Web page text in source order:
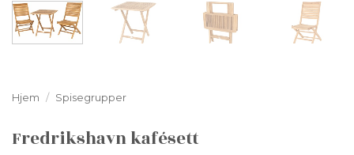
Hjem / Spisegrupper
Fredrikshavn kafésett